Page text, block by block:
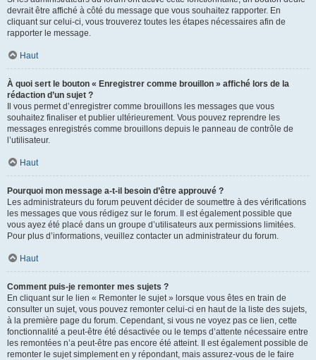
devrait être affiché à côté du message que vous souhaitez rapporter. En
cliquant sur celui-ci, vous trouverez toutes les étapes nécessaires afin de
rapporter le message.
Haut
À quoi sert le bouton « Enregistrer comme brouillon » affiché lors de la
rédaction d’un sujet ?
Il vous permet d’enregistrer comme brouillons les messages que vous
souhaitez finaliser et publier ultérieurement. Vous pouvez reprendre les
messages enregistrés comme brouillons depuis le panneau de contrôle de
l’utilisateur.
Haut
Pourquoi mon message a-t-il besoin d’être approuvé ?
Les administrateurs du forum peuvent décider de soumettre à des vérifications
les messages que vous rédigez sur le forum. Il est également possible que
vous ayez été placé dans un groupe d’utilisateurs aux permissions limitées.
Pour plus d’informations, veuillez contacter un administrateur du forum.
Haut
Comment puis-je remonter mes sujets ?
En cliquant sur le lien « Remonter le sujet » lorsque vous êtes en train de
consulter un sujet, vous pouvez remonter celui-ci en haut de la liste des sujets,
à la première page du forum. Cependant, si vous ne voyez pas ce lien, cette
fonctionnalité a peut-être été désactivée ou le temps d’attente nécessaire entre
les remontées n’a peut-être pas encore été atteint. Il est également possible de
remonter le sujet simplement en y répondant, mais assurez-vous de le faire